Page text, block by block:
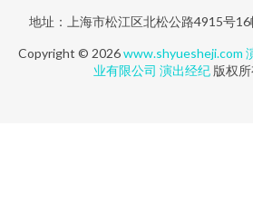
地址：上海市松江区北松公路4915号16
Copyright © 2026www.shyuesheji.com
业有限公司 演出经纪 版权